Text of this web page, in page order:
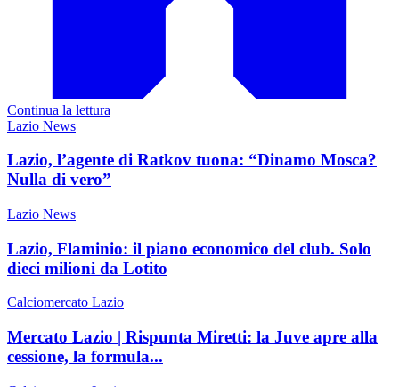
Continua la lettura
Lazio News
Lazio, l’agente di Ratkov tuona: “Dinamo Mosca?
Nulla di vero”
Lazio News
Lazio, Flaminio: il piano economico del club. Solo
dieci milioni da Lotito
Calciomercato Lazio
Mercato Lazio | Rispunta Miretti: la Juve apre alla
cessione, la formula...